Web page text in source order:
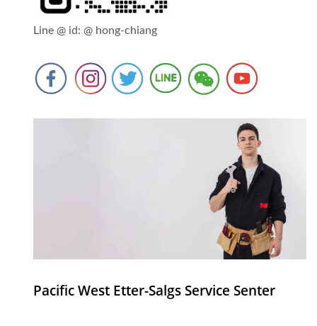
Line @ id: @ hong-chiang
Pacific West Etter-Salgs Service Senter